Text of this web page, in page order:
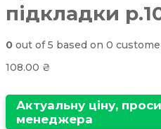
підкладки
0 out of5 based on 0
108.00 ₴
Актуальну ціну,
менеджера